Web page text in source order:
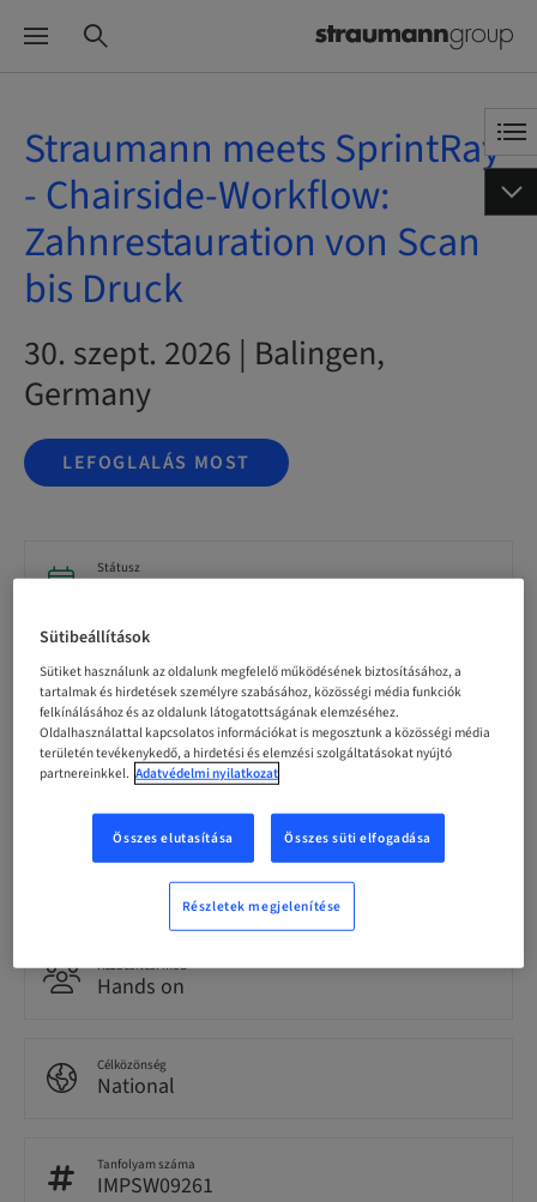
Straumann meets SprintRay
- Chairside-Workflow:
Zahnrestauration von Scan
bis Druck
30. szept. 2026 | Balingen,
Germany
LEFOGLALÁS MOST
Státusz
bookable
Regisztráció határideje
30. szept. 2026 (UTC+1)
Nyelv
German
Pontok
0.00 Pontok
Kézbesítési mód
Hands on
Célközönség
National
Tanfolyam száma
IMPSW09261
Sütibeállítások
Sütiket használunk az oldalunk megfelelő működésének biztosításához, a
tartalmak és hirdetések személyre szabásához, közösségi média funkciók
felkínálásához és az oldalunk látogatottságának elemzéséhez.
Oldalhasználattal kapcsolatos információkat is megosztunk a közösségi média
területén tevékenykedő, a hirdetési és elemzési szolgáltatásokat nyújtó
partnereinkkel. Adatvédelmi nyilatkozat
Összes elutasítása Összes süti elfogadása
Részletek megjelenítése